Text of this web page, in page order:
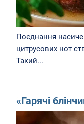
Поєднання
цитрусових нот
Такий...
«Гарячі